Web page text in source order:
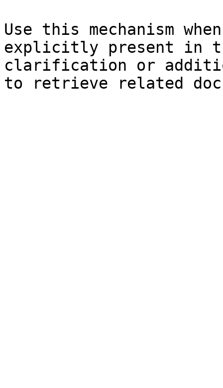
Use this mechanism
explicitly present in
clarification or